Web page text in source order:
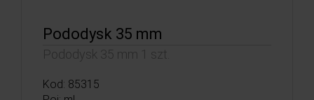
Pododysk 35 mm
Pododysk 35 mm 1 szt.
Kod: 85315